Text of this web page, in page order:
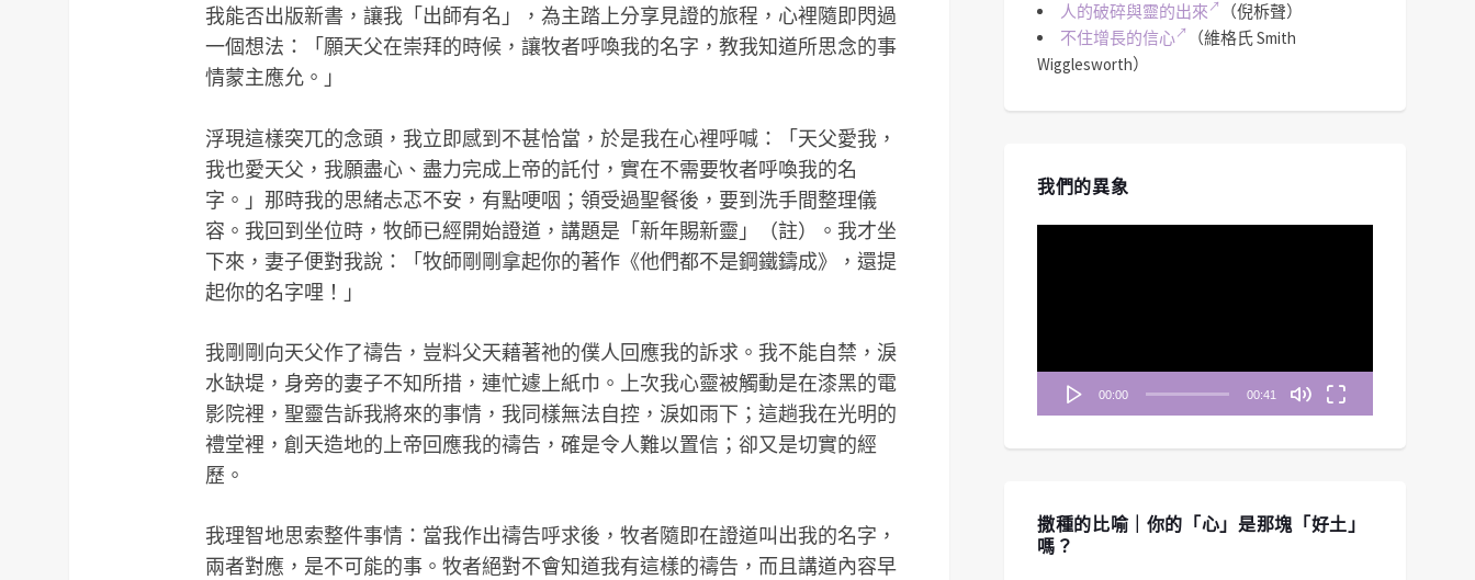
我能否出版新書，讓我「出師有名」，為主踏上分享見證的旅程，心裡隨即閃過
一個想法：「願天父在崇拜的時候，讓牧者呼喚我的名字，教我知道所思念的事
情蒙主應允。」
浮現這樣突兀的念頭，我立即感到不甚恰當，於是我在心裡呼喊：「天父愛我，
我也愛天父，我願盡心、盡力完成上帝的託付，實在不需要牧者呼喚我的名
字。」那時我的思緒忐忑不安，有點哽咽；領受過聖餐後，要到洗手間整理儀
容。我回到坐位時，牧師已經開始證道，講題是「新年賜新靈」（註）。我才坐
下來，妻子便對我說：「牧師剛剛拿起你的著作《他們都不是鋼鐵鑄成》，還提
起你的名字哩！」
我剛剛向天父作了禱告，豈料父天藉著祂的僕人回應我的訴求。我不能自禁，淚
水缺堤，身旁的妻子不知所措，連忙遽上紙巾。上次我心靈被觸動是在漆黑的電
影院裡，聖靈告訴我將來的事情，我同樣無法自控，淚如雨下；這趟我在光明的
禮堂裡，創天造地的上帝回應我的禱告，確是令人難以置信；卻又是切實的經
歷。
我理智地思索整件事情：當我作出禱告呼求後，牧者隨即在證道叫出我的名字，
兩者對應，是不可能的事。牧者絕對不會知道我有這樣的禱告，而且講道內容早
人的破碎與靈的出來
（倪柝聲）
不住增長的信心
（維格氏 Smith
Wigglesworth）
我們的異象
00:00 00:41
撒種的比喻｜你的「心」是那塊「好土」
嗎？